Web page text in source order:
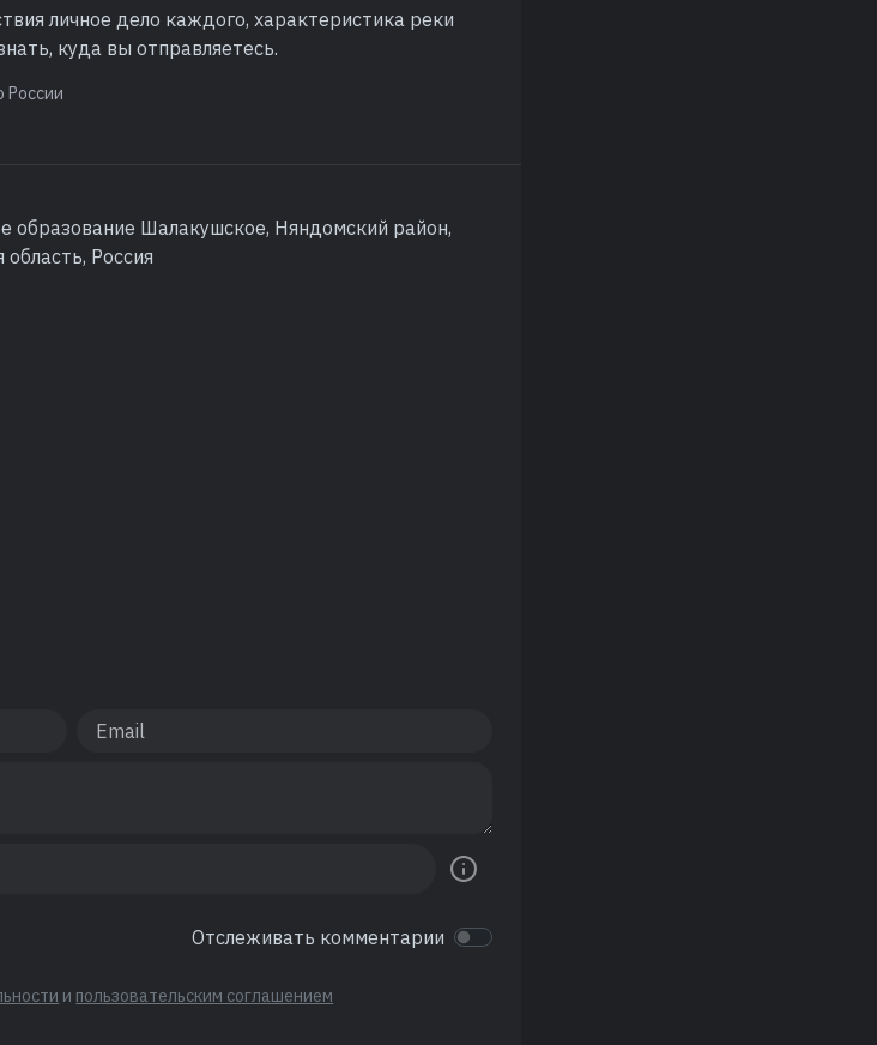
личное дело каждого, характеристика реки
куда вы отправляетесь.
России
образование Шалакушское, Няндомский район,
область, Россия
Отслеживать комментарии
и пользовательским соглашением